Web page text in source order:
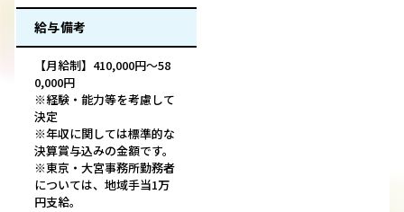
給与備考
【月給制】410,000円～58
0,000円
※経験・能力等を考慮して
決定
※年収に関しては標準的な
決算賞与込みの金額です。
※東京・大宮事務所勤務者
については、地域手当1万
円支給。